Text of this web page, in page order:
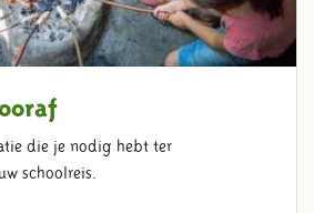
die je nodig hebt ter
schoolreis.